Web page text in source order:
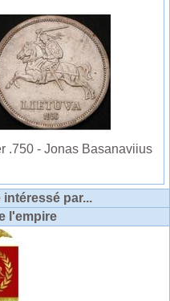
.750 - Jonas Basanaviius
par...
l'empire